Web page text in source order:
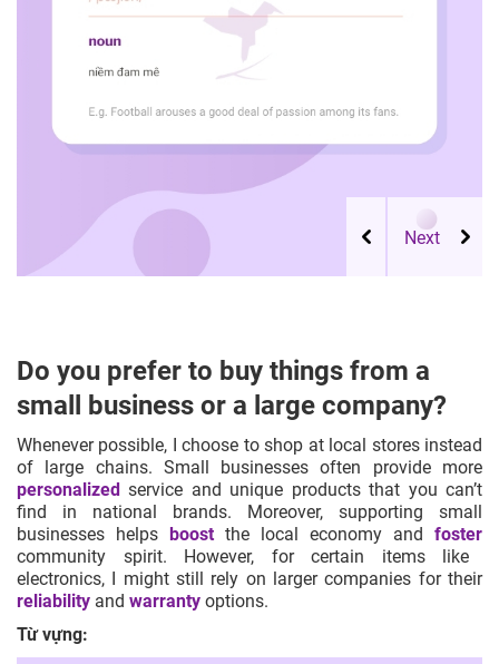
Do you prefer to buy things from a
small business or a large company?
Whenever possible, I choose to shop at local stores instead
of large chains. Small businesses often provide more
personalized service and unique products that you can’t
find in national brands. Moreover, supporting small
businesses helps
boost the local economy and foster
community spirit. However, for certain items like
electronics, I might still rely on larger companies for their
reliability and warranty options.
Từ vựng: